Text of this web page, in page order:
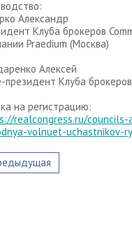
Александр
Клуба брокеров
Praedium (Москва)
Алексей
президент Клуба
на регистрацию:
realcongress.ru/
volnuet-uchastnikov-